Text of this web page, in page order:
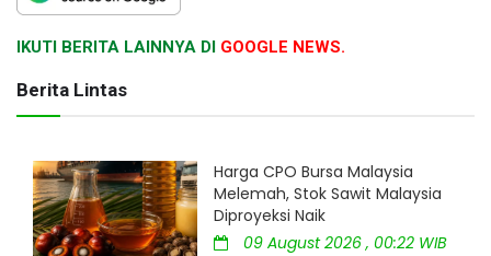
IKUTI BERITA LAINNYA DI GOOGLE NEWS.
Berita Lintas
Harga CPO Bursa Malaysia
Melemah, Stok Sawit Malaysia
Diproyeksi Naik
09 August 2026 , 00:22 WIB